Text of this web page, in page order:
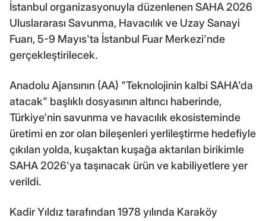
İstanbul organizasyonuyla düzenlenen SAHA 2026
Uluslararası Savunma, Havacılık ve Uzay Sanayi
Fuarı, 5-9 Mayıs'ta İstanbul Fuar Merkezi'nde
gerçekleştirilecek.
Anadolu Ajansının (AA) "Teknolojinin kalbi SAHA'da
atacak" başlıklı dosyasının altıncı haberinde,
Türkiye'nin savunma ve havacılık ekosisteminde
üretimi en zor olan bileşenleri yerlileştirme hedefiyle
çıkılan yolda, kuşaktan kuşağa aktarılan birikimle
SAHA 2026'ya taşınacak ürün ve kabiliyetlere yer
verildi.
Kadir Yıldız tarafından 1978 yılında Karaköy